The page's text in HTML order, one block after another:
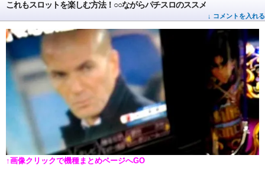
これもスロットを楽しむ方法！○○ながらパチスロのススメ
↓ コメントを入れる
↑画像クリックで機種まとめページへGO